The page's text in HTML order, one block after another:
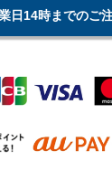
日14時までのご